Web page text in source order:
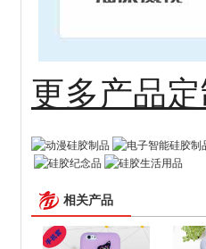
更多
相关产品